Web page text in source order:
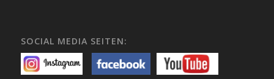
SOCIAL MEDIA SEITEN: